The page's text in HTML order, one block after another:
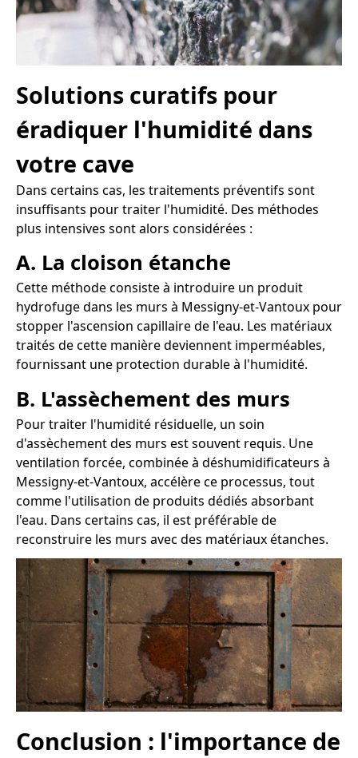
Solutions curatifs pour
éradiquer l'humidité dans
votre cave
Dans certains cas, les traitements préventifs sont
insuffisants pour traiter l'humidité. Des méthodes
plus intensives sont alors considérées :
A. La cloison étanche
Cette méthode consiste à introduire un produit
hydrofuge dans les murs à Messigny-et-Vantoux pour
stopper l'ascension capillaire de l'eau. Les matériaux
traités de cette manière deviennent imperméables,
fournissant une protection durable à l'humidité.
B. L'assèchement des murs
Pour traiter l'humidité résiduelle, un soin
d'assèchement des murs est souvent requis. Une
ventilation forcée, combinée à déshumidificateurs à
Messigny-et-Vantoux, accélère ce processus, tout
comme l'utilisation de produits dédiés absorbant
l'eau. Dans certains cas, il est préférable de
reconstruire les murs avec des matériaux étanches.
Conclusion : l'importance de